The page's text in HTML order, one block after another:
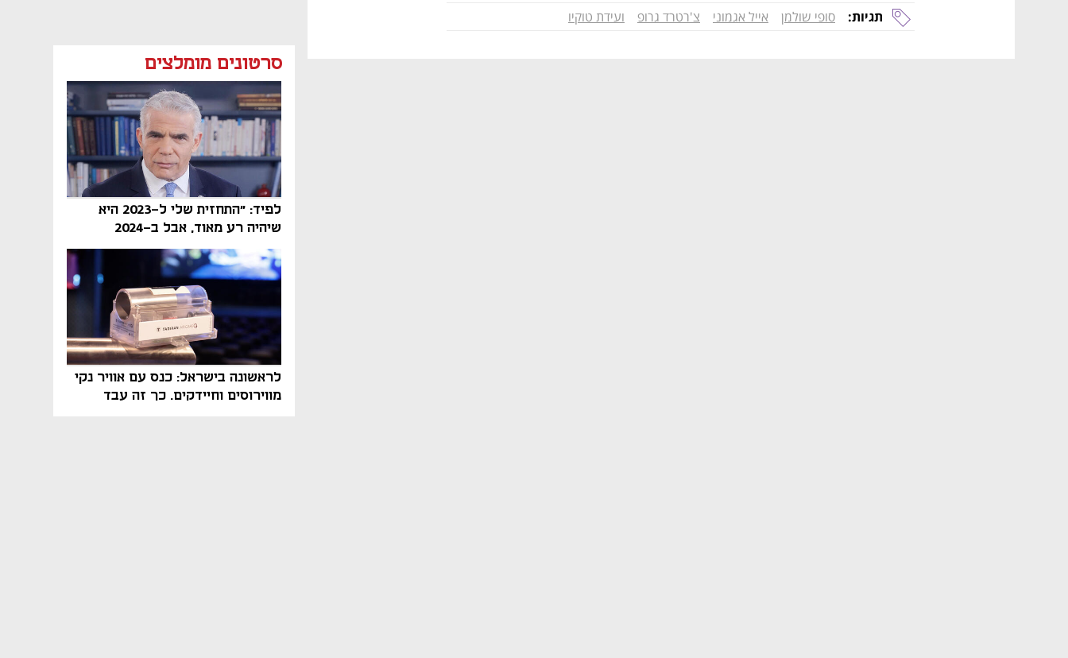
סרטונים מומלצים
לפיד: "התחזית שלי ל-2023 היא
שיהיה רע מאוד, אבל ב-2024
הממשלה תיפול"
לראשונה בישראל: כנס עם אוויר נקי
מווירוסים וחיידקים. כך זה עבד
תגיות: סופי שולמן אייל אגמוני צ'רטרד גרופ ועידת טוקיו